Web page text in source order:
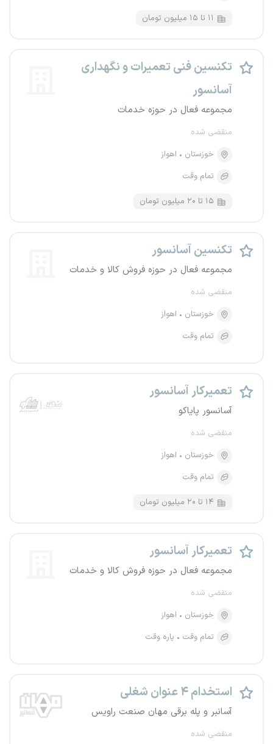
۱۱ تا ۱۵ میلیون تومان
تکنسین فنی تعمیرات و نگهداری
آسانسور
مجموعه فعال در حوزه خدمات
منقضی شده
خوزستان
اهواز
تمام وقت
۱۵ تا ۲۰ میلیون تومان
تکنسین آسانسور
مجموعه فعال در حوزه فروش کالا و خدمات
منقضی شده
خوزستان
اهواز
تمام وقت
تعمیرکار آسانسور
آسانسور پایاکو
منقضی شده
خوزستان
اهواز
تمام وقت
۱۴ تا ۲۰ میلیون تومان
تعمیرکار آسانسور
مجموعه فعال در حوزه فروش کالا و خدمات
منقضی شده
خوزستان
اهواز
تمام وقت
پاره وقت
استخدام ۴ عنوان شغلی
آسانبر و پله برقی مهان صنعت راویس
منقضی شده